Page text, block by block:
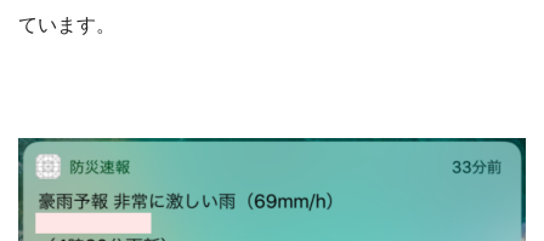
ています。